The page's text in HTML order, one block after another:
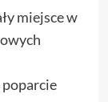
miejsce w